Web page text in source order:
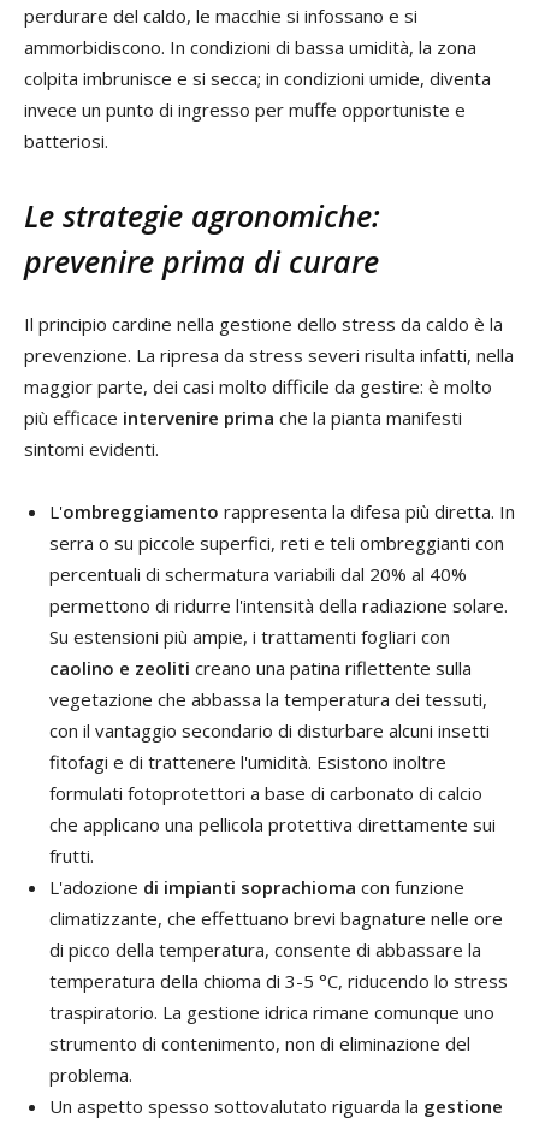
perdurare del caldo, le macchie si infossano e si
ammorbidiscono. In condizioni di bassa umidità, la zona
colpita imbrunisce e si secca; in condizioni umide, diventa
invece un punto di ingresso per muffe opportuniste e
batteriosi.
Le strategie agronomiche:
prevenire prima di curare
Il principio cardine nella gestione dello stress da caldo è la
prevenzione. La ripresa da stress severi risulta infatti, nella
maggior parte, dei casi molto difficile da gestire: è molto
più efficace intervenire prima che la pianta manifesti
sintomi evidenti.
L'ombreggiamento rappresenta la difesa più diretta. In
serra o su piccole superfici, reti e teli ombreggianti con
percentuali di schermatura variabili dal 20% al 40%
permettono di ridurre l'intensità della radiazione solare.
Su estensioni più ampie, i trattamenti fogliari con
caolino e zeoliti creano una patina riflettente sulla
vegetazione che abbassa la temperatura dei tessuti,
con il vantaggio secondario di disturbare alcuni insetti
fitofagi e di trattenere l'umidità. Esistono inoltre
formulati fotoprotettori a base di carbonato di calcio
che applicano una pellicola protettiva direttamente sui
frutti.
L'adozione di impianti soprachioma con funzione
climatizzante, che effettuano brevi bagnature nelle ore
di picco della temperatura, consente di abbassare la
temperatura della chioma di 3-5 °C, riducendo lo stress
traspiratorio. La gestione idrica rimane comunque uno
strumento di contenimento, non di eliminazione del
problema.
Un aspetto spesso sottovalutato riguarda la gestione